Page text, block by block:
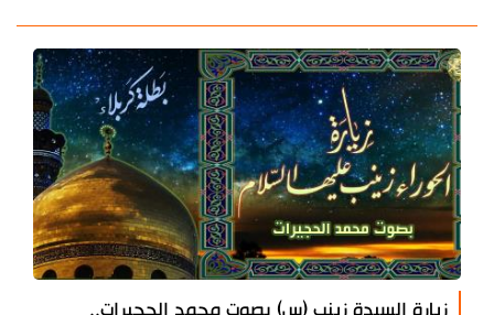
زيارة السيدة زينب (س) بصوت محمد الحجيرات..